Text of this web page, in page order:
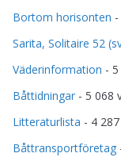
Bortom horisonten
Sarita, Solitaire 52
Väderinformation -
Båttidningar - 5 068
Litteraturlista - 4
Båttransportföretag